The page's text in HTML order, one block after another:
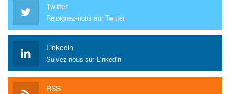
Twitter
Rejoignez-nous sur Twitter
Linkedin
Suivez-nous sur Linkedin
RSS